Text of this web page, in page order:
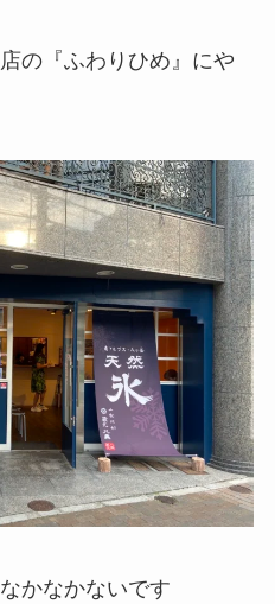
の『ふわりひめ』にや
かなかないです